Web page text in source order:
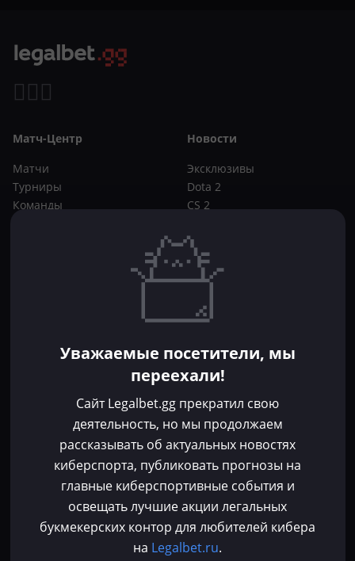
Матч-Центр
Матчи
Турниры
Команды
Новости
Эксклюзивы
Dota 2
CS 2
Букмекеры
CS 2
Фрибеты
Без депозита
Контакты
Пользовательское соглашение
Политика конфиденциальности
Политика в отношении файлов cookie
Согласие на обработку персональных данных
Зарегистрировано Федеральной службой по надзору в сфере связи,
Уважаемые посетители, мы
переехали!
Сайт Legalbet.gg прекратил свою
деятельность, но мы продолжаем
рассказывать об актуальных новостях
киберспорта, публиковать прогнозы на
главные киберспортивные события и
освещать лучшие акции легальных
букмекерских контор для любителей кибера
на Legalbet.ru.